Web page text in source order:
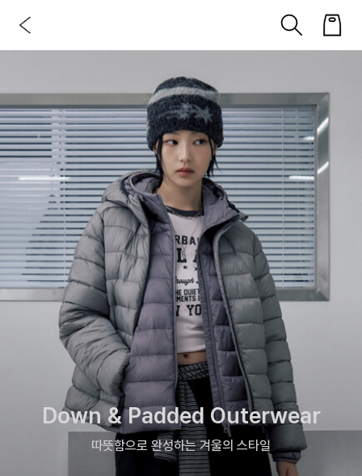
Down & Padded Outerwear
따뜻함으로 완성하는 겨울의 스타일